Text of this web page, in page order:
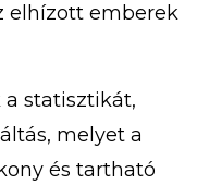
elhízott emberek
statisztikát,
melyet a
és tartható